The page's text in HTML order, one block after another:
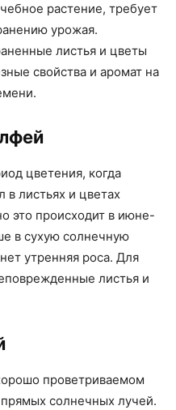
растение, требует
урожая.
листья и цветы
свойства и аромат на
цветения, когда
в листьях и цветах
это происходит в июне-
в сухую солнечную
утренняя роса. Для
листья и
проветриваемом
солнечных лучей.